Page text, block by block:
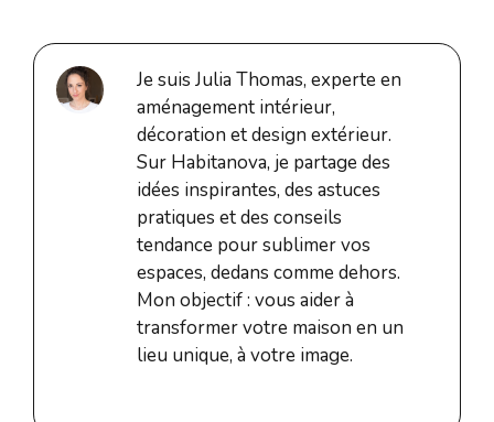
Je suis Julia Thomas, experte en
aménagement intérieur,
décoration et design extérieur.
Sur Habitanova, je partage des
idées inspirantes, des astuces
pratiques et des conseils
tendance pour sublimer vos
espaces, dedans comme dehors.
Mon objectif : vous aider à
transformer votre maison en un
lieu unique, à votre image.